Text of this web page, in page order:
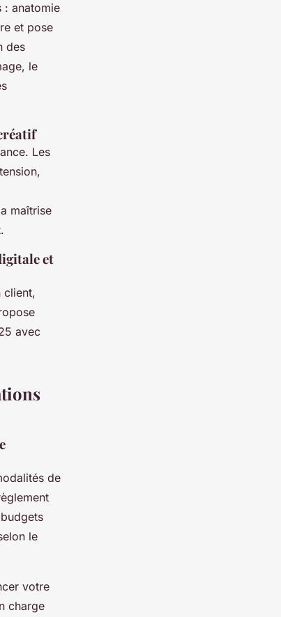
: anatomie
et pose
des
le
Les
maîtrise
et
client,
avec
de
le
votre
charge